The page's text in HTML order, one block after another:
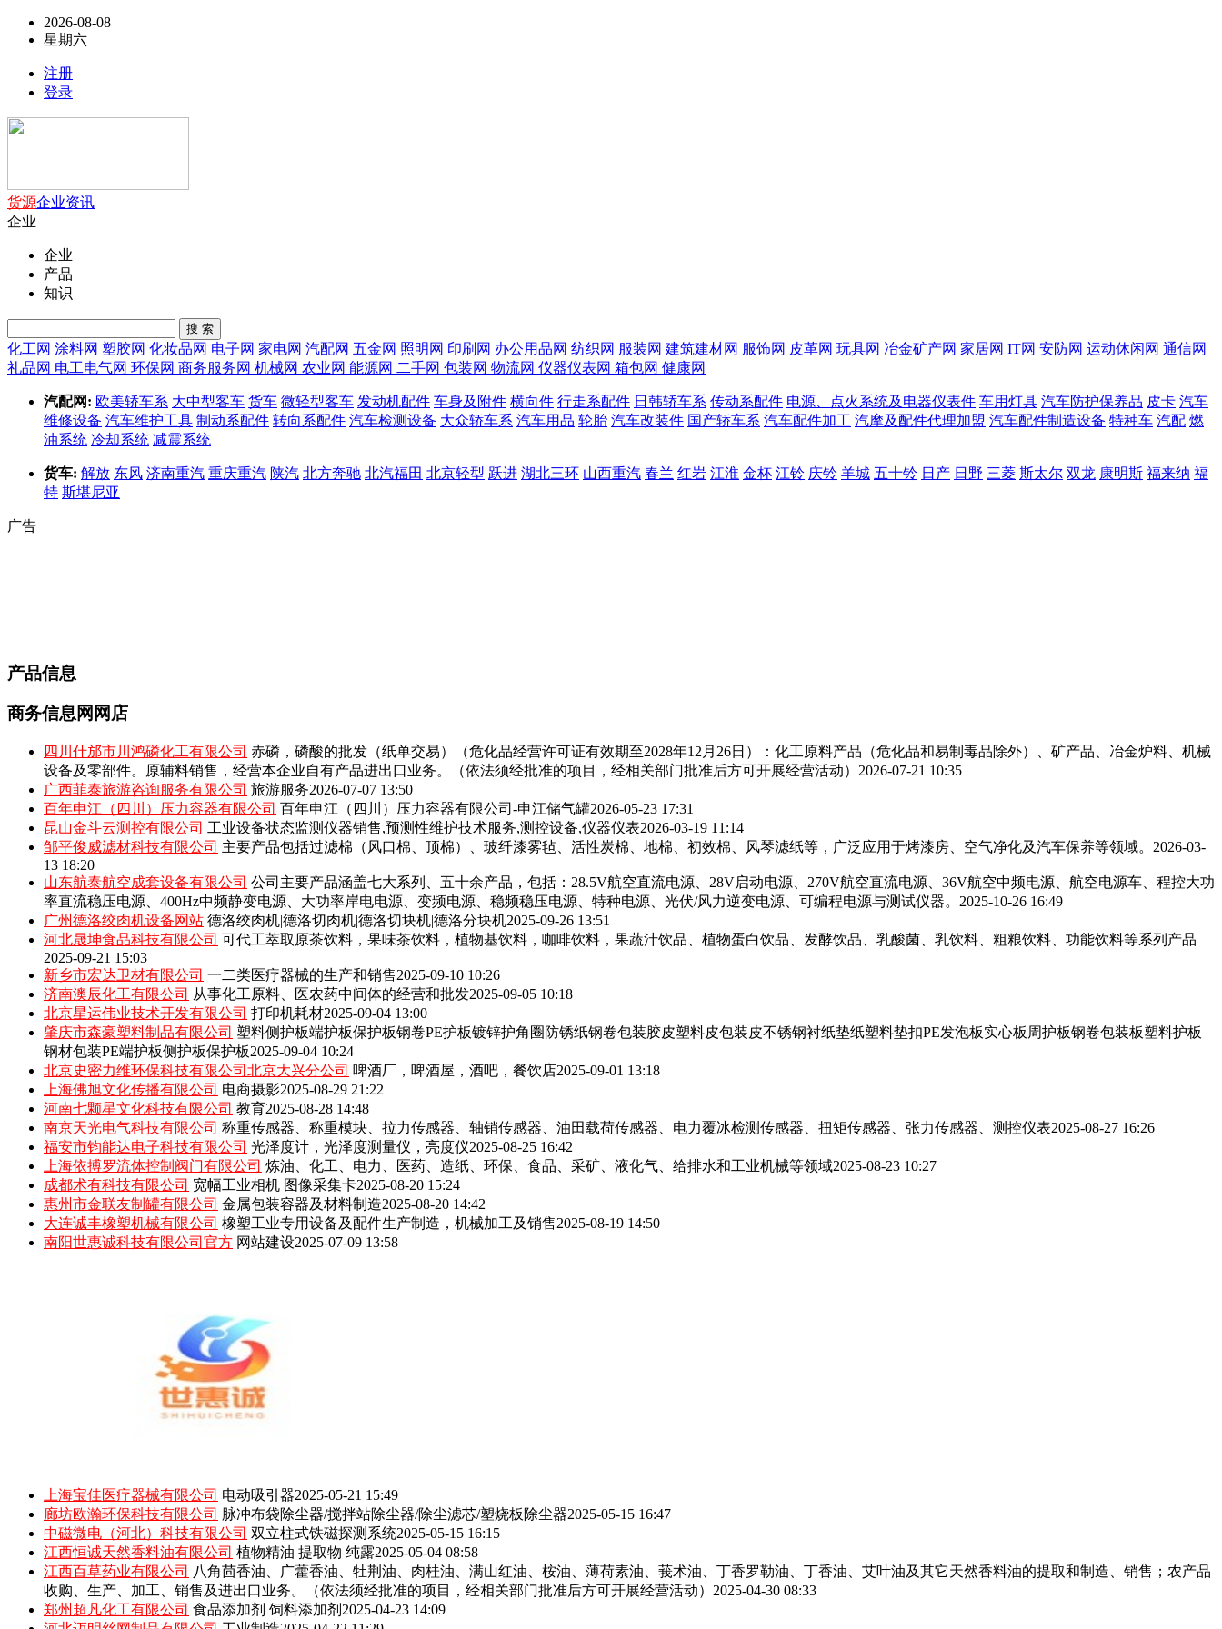
2026-08-08
星期六
注册
登录
货源企业资讯
企业
企业
产品
知识
搜 索
化工网 涂料网 塑胶网 化妆品网 电子网 家电网 汽配网 五金网 照明网 印刷网 办公用品网 纺织网 服装网 建筑建材网 服饰网 皮革网 玩具网 冶金矿产网 家居网 IT网 安防网 运动休闲网 通信网
礼品网 电工电气网 环保网 商务服务网 机械网 农业网 能源网 二手网 包装网 物流网 仪器仪表网 箱包网 健康网
汽配网: 欧美轿车系 大中型客车 货车 微轻型客车 发动机配件 车身及附件 横向件 行走系配件 日韩轿车系 传动系配件 电源、点火系统及电器仪表件 车用灯具 汽车防护保养品 皮卡 汽车
维修设备 汽车维护工具 制动系配件 转向系配件 汽车检测设备 大众轿车系 汽车用品 轮胎 汽车改装件 国产轿车系 汽车配件加工 汽摩及配件代理加盟 汽车配件制造设备 特种车 汽配 燃
油系统 冷却系统 减震系统
货车: 解放 东风 济南重汽 重庆重汽 陕汽 北方奔驰 北汽福田 北京轻型 跃进 湖北三环 山西重汽 春兰 红岩 江淮 金杯 江铃 庆铃 羊城 五十铃 日产 日野 三菱 斯太尔 双龙 康明斯 福来纳 福
特 斯堪尼亚
广告
产品信息
商务信息网网店
四川什邡市川鸿磷化工有限公司 赤磷，磷酸的批发（纸单交易）（危化品经营许可证有效期至2028年12月26日）：化工原料产品（危化品和易制毒品除外）、矿产品、冶金炉料、机械
设备及零部件。原辅料销售，经营本企业自有产品进出口业务。（依法须经批准的项目，经相关部门批准后方可开展经营活动） 2026-07-21 10:35
广西菲泰旅游咨询服务有限公司 旅游服务2026-07-07 13:50
百年申江（四川）压力容器有限公司 百年申江（四川）压力容器有限公司-申江储气罐2026-05-23 17:31
昆山金斗云测控有限公司 工业设备状态监测仪器销售,预测性维护技术服务,测控设备,仪器仪表2026-03-19 11:14
邹平俊威滤材科技有限公司 主要产品包括‌过滤棉（风口棉、顶棉）、玻纤漆雾毡、活性炭棉、地棉、初效棉、风琴滤纸‌等，广泛应用于烤漆房、空气净化及汽车保养等领域。‌‌ 2026-03-
13 18:20
山东航泰航空成套设备有限公司 公司主要产品涵盖七大系列、五十余产品，包括：28.5V航空直流电源、28V启动电源、270V航空直流电源、36V航空中频电源、航空电源车、程控大功
率直流稳压电源、400Hz中频静变电源、大功率岸电电源、变频电源、稳频稳压电源、特种电源、光伏/风力逆变电源、可编程电源与测试仪器。 2025-10-26 16:49
广州德洛绞肉机设备网站 德洛绞肉机|德洛切肉机|德洛切块机|德洛分块机2025-09-26 13:51
河北晟坤食品科技有限公司 可代工萃取原茶饮料，果味茶饮料，植物基饮料，咖啡饮料，果蔬汁饮品、植物蛋白饮品、发酵饮品、乳酸菌、乳饮料、粗粮饮料、功能饮料等系列产品
2025-09-21 15:03
新乡市宏达卫材有限公司 一二类医疗器械的生产和销售2025-09-10 10:26
济南澳辰化工有限公司 从事化工原料、医农药中间体的经营和批发2025-09-05 10:18
北京星运伟业技术开发有限公司 打印机耗材2025-09-04 13:00
肇庆市森豪塑料制品有限公司 塑料侧护板端护板保护板钢卷PE护板镀锌护角圈防锈纸钢卷包装胶皮塑料皮包装皮不锈钢衬纸垫纸塑料垫扣PE发泡板实心板周护板钢卷包装板塑料护板
钢材包装PE端护板侧护板保护板2025-09-04 10:24
北京史密力维环保科技有限公司北京大兴分公司 啤酒厂，啤酒屋，酒吧，餐饮店2025-09-01 13:18
上海佛旭文化传播有限公司 电商摄影2025-08-29 21:22
河南七颗星文化科技有限公司 教育2025-08-28 14:48
南京天光电气科技有限公司 称重传感器、称重模块、拉力传感器、轴销传感器、油田载荷传感器、电力覆冰检测传感器、扭矩传感器、张力传感器、测控仪表2025-08-27 16:26
福安市钧能达电子科技有限公司 光泽度计，光泽度测量仪，亮度仪2025-08-25 16:42
上海依搏罗流体控制阀门有限公司 炼油、化工、电力、医药、造纸、环保、食品、采矿、液化气、给排水和工业机械等领域2025-08-23 10:27
成都术有科技有限公司 宽幅工业相机 图像采集卡2025-08-20 15:24
惠州市金联友制罐有限公司 金属包装容器及材料制造2025-08-20 14:42
大连诚丰橡塑机械有限公司 橡塑工业专用设备及配件生产制造，机械加工及销售2025-08-19 14:50
南阳世惠诚科技有限公司官方 网站建设2025-07-09 13:58
上海宝佳医疗器械有限公司 电动吸引器2025-05-21 15:49
廊坊欧瀚环保科技有限公司 脉冲布袋除尘器/搅拌站除尘器/除尘滤芯/塑烧板除尘器2025-05-15 16:47
中磁微电（河北）科技有限公司 双立柱式铁磁探测系统2025-05-15 16:15
江西恒诚天然香料油有限公司 植物精油 提取物 纯露2025-05-04 08:58
江西百草药业有限公司
八角茴香油、广藿香油、牡荆油、肉桂油、满山红油、桉油、薄荷素油、莪术油、丁香罗勒油、丁香油、艾叶油及其它天然香料油的提取和制造、销售；农产品
收购、生产、加工、销售及进出口业务。（依法须经批准的项目，经相关部门批准后方可开展经营活动） 2025-04-30 08:33
郑州超凡化工有限公司 食品添加剂 饲料添加剂 2025-04-23 14:09